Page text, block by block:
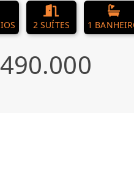
2 SUÍTES 1